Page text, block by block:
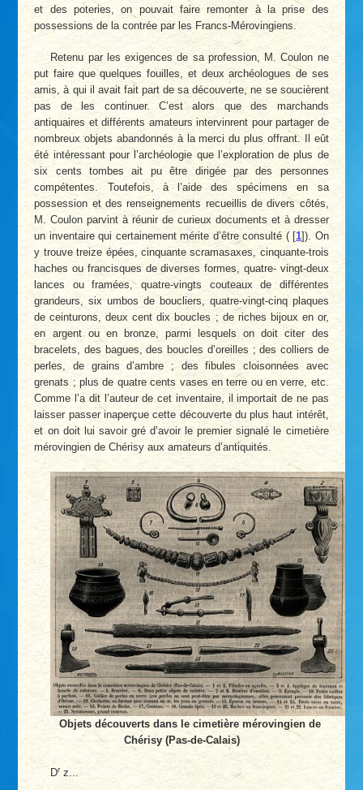
et des poteries, on pouvait faire remonter à la prise des
possessions de la contrée par les Francs-Mérovingiens.
Retenu par les exigences de sa profession, M. Coulon ne
put faire que quelques fouilles, et deux archéologues de ses
amis, à qui il avait fait part de sa découverte, ne se soucièrent
pas de les continuer. C’est alors que des marchands
antiquaires et différents amateurs intervinrent pour partager de
nombreux objets abandonnés à la merci du plus offrant. Il eût
été intéressant pour l’archéologie que l’exploration de plus de
six cents tombes ait pu être dirigée par des personnes
compétentes. Toutefois, à l’aide des spécimens en sa
possession et des renseignements recueillis de divers côtés,
M. Coulon parvint à réunir de curieux documents et à dresser
un inventaire qui certainement mérite d’être consulté ([1]). On
y trouve treize épées, cinquante scramasaxes, cinquante-trois
haches ou francisques de diverses formes, quatre- vingt-deux
lances ou framées, quatre-vingts couteaux de différentes
grandeurs, six umbos de boucliers, quatre-vingt-cinq plaques
de ceinturons, deux cent dix boucles ; de riches bijoux en or,
en argent ou en bronze, parmi lesquels on doit citer des
bracelets, des bagues, des boucles d’oreilles ; des colliers de
perles, de grains d’ambre ; des fibules cloisonnées avec
grenats ; plus de quatre cents vases en terre ou en verre, etc.
Comme l’a dit l’auteur de cet inventaire, il importait de ne pas
laisser passer inaperçue cette découverte du plus haut intérêt,
et on doit lui savoir gré d’avoir le premier signalé le cimetière
mérovingien de Chérisy aux amateurs d’antiquités.
Objets découverts dans le cimetière mérovingien de
Chérisy (Pas-de-Calais)
Drz...